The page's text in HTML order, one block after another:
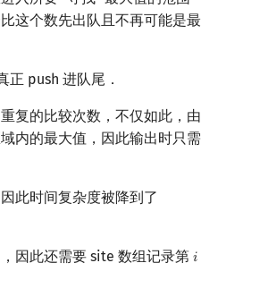
这个数先出队且不再可能是最
push 进队尾．
复的比较次数，不仅如此，由
内的最大值，因此输出时只需
此时间复杂度被降到了
因此还需要 site 数组记录第 𝑖
i